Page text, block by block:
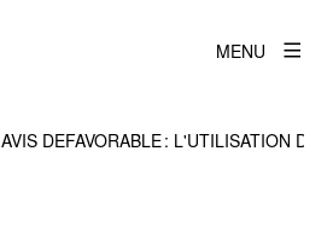
MENU
AVIS DEFAVORABLE : L'UTILISATION